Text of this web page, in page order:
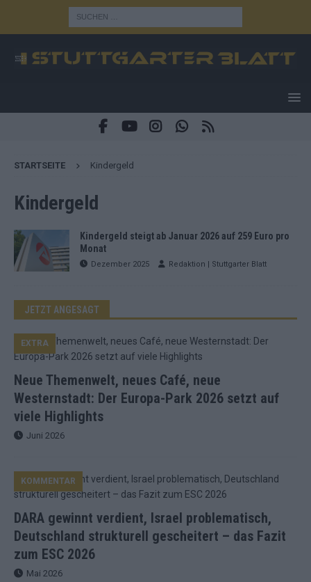
STARTSEITE Kindergeld
Kindergeld
Kindergeld steigt ab Januar 2026 auf 259 Euro pro
Monat
Dezember 2025 Redaktion | Stuttgarter Blatt
JETZT ANGESAGT
Neue Themenwelt, neues Café, neue
Westernstadt: Der Europa-Park 2026 setzt auf
viele Highlights
EXTRA
Juni 2026
DARA gewinnt verdient, Israel problematisch,
Deutschland strukturell gescheitert – das Fazit
zum ESC 2026
KOMMENTAR
Mai 2026